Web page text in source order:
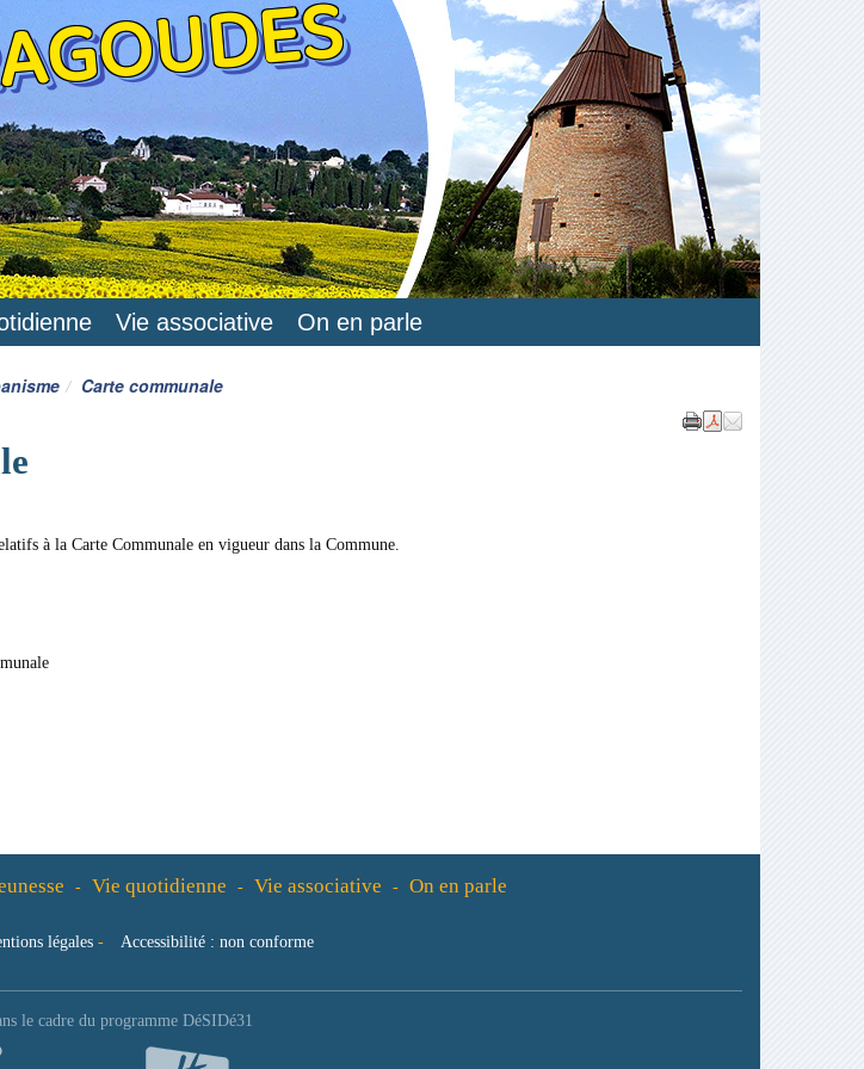
Vie associative On en parle
Carte communale
à la Carte Communale en vigueur dans la Commune.
- Vie quotidienne - Vie associative - On en parle
légales- Accessibilité : non conforme
le cadre du programme DéSIDé31